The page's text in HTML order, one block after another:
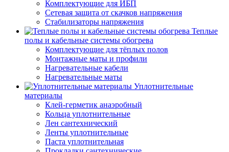
Комплектующие для ИБП
Сетевая защита от скачков напряжения
Стабилизаторы напряжения
Теплые
полы и кабельные системы обогрева
Комплектующие для тёплых полов
Монтажные маты и профили
Нагревательные кабели
Нагревательные маты
Уплотнительные
материалы
Клей-герметик анаэробный
Кольца уплотнительные
Лен сантехнический
Ленты уплотнительные
Паста уплотнительная